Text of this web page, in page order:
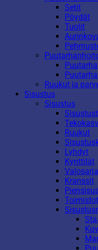
Setit
Pöydät
Tuolit
Ruukut ja
Sisustus
Sisustus
Ruukut
Lyhdyt
Kynttilät
Kranssit